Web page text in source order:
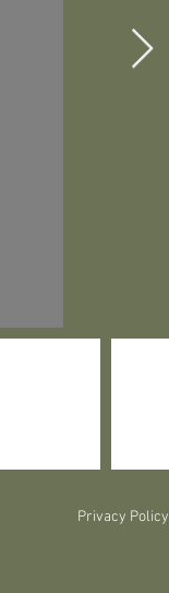
Privacy Policy